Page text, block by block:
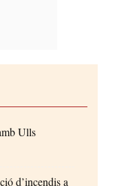
Ulls
d’incendis a